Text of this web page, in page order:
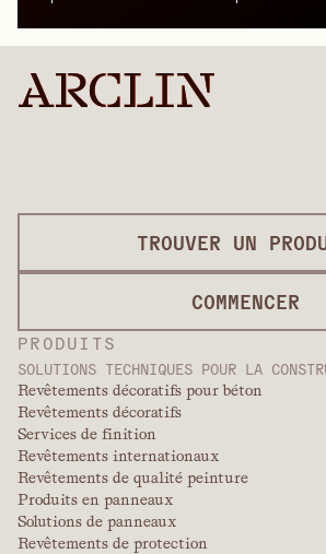
PRODUITS
SOLUTIONS TECHNIQUES POUR LA
Revêtements décoratifs pour béton
Revêtements décoratifs
Services de finition
Revêtements internationaux
Revêtements de qualité peinture
Produits en panneaux
Solutions de panneaux
Revêtements de protection
TROUVER UN
COMMENCER